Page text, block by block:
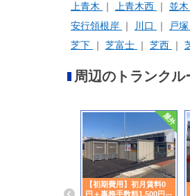
上青木 上青木西 並木
安行領根岸
川口 戸塚
芝下
芝富士 芝西
周辺のトランクル
【初期費用】初月賃料0
円＋事務手数料1,500円引